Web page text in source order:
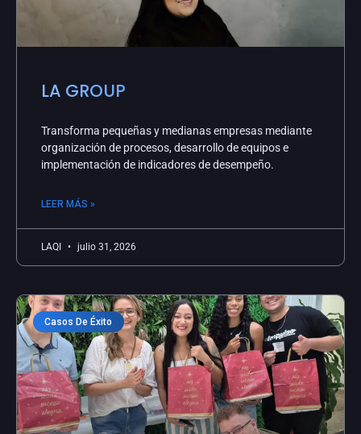
LA GROUP
Transforma pequeñas y medianas empresas mediante
organización de procesos, desarrollo de equipos e
implementación de indicadores de desempeño.
LEER MÁS »
LAQI julio 31, 2026
Casos De Éxito